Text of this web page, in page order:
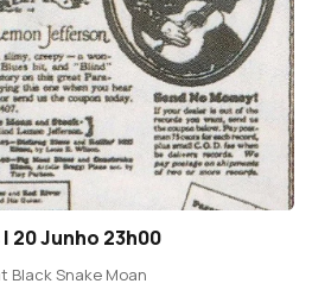
20 Junho 23h00
Black Snake Moan